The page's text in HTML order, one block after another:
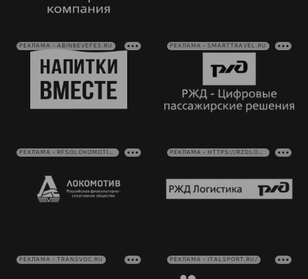
РЕКЛАМА • ABINBEVEFES.RU РЕКЛАМА • SMARTTRAVEL.RU
РЕКЛАМА • RFSOLOKOMOTIV.RU РЕКЛАМА • HTTPS://RZDLOG.RU/
РЕКЛАМА • TRANSVOC.RU РЕКЛАМА • ITALSPORT.RU/